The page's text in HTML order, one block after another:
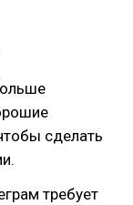
сделать
требует